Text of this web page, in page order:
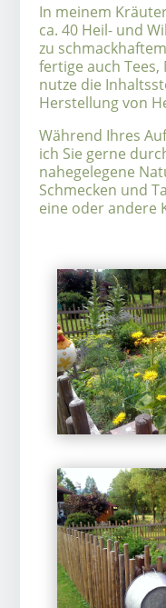
In meinem
ca. 40 Heil- und
zu
fertige auch
nutze die
Herstellung von
Während Ihres
ich Sie gerne
nahegelegene
Schmecken und
eine oder andere